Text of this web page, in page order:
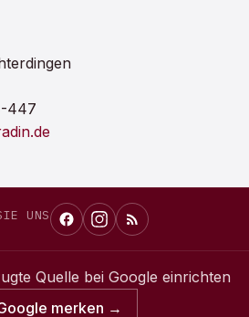
447
UNS
Quelle bei Google einrichten
merken →